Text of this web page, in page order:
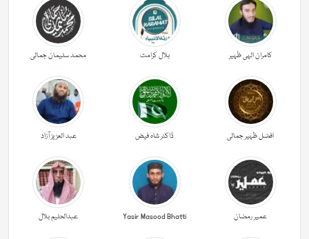
کامران الہی ظہیر بلال کرامت محمد سلیمان جمالی
افضل ظہیر جمالی ڈاکٹر شاہ فیض عبد العزیز آزاد
عمیر رمضان Yasir Masood Bhatti عبدالحليم بلال